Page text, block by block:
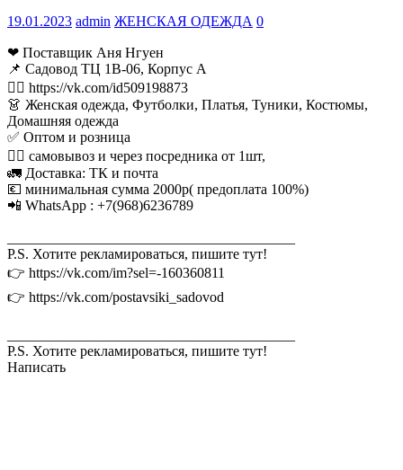
19.01.2023 admin ЖЕНСКАЯ ОДЕЖДА 0
❤ Поставщик Аня Нгуен
📌 Садовод ТЦ 1В-06, Корпус А
👉🏻 https://vk.com/id509198873
👗 Женская одежда, Футболки, Платья, Туники, Костюмы,
Домашняя одежда
✅ Оптом и розница
🚶‍♂ самовывоз и через посредника от 1шт,
🚛 Доставка: ТК и почта
💶 минимальная сумма 2000р( предоплата 100%)
📲 WhatsApp : +7(968)6236789
P.S. Хотите рекламироваться, пишите тут!
👉 https://vk.com/im?sel=-160360811
👉 https://vk.com/postavsiki_sadovod
P.S. Хотите рекламироваться, пишите тут!
Написать